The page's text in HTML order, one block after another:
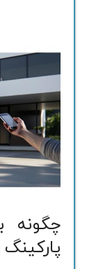
چگونه